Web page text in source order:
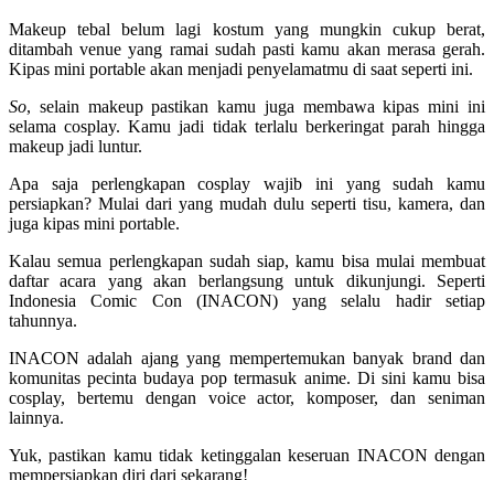
Makeup tebal belum lagi kostum yang mungkin cukup berat,
ditambah venue yang ramai sudah pasti kamu akan merasa gerah.
Kipas mini portable akan menjadi penyelamatmu di saat seperti ini.
So, selain makeup pastikan kamu juga membawa kipas mini ini
selama cosplay. Kamu jadi tidak terlalu berkeringat parah hingga
makeup jadi luntur.
Apa saja perlengkapan cosplay wajib ini yang sudah kamu
persiapkan? Mulai dari yang mudah dulu seperti tisu, kamera, dan
juga kipas mini portable.
Kalau semua perlengkapan sudah siap, kamu bisa mulai membuat
daftar acara yang akan berlangsung untuk dikunjungi. Seperti
Indonesia Comic Con (INACON) yang selalu hadir setiap
tahunnya.
INACON adalah ajang yang mempertemukan banyak brand dan
komunitas pecinta budaya pop termasuk anime. Di sini kamu bisa
cosplay, bertemu dengan voice actor, komposer, dan seniman
lainnya.
Yuk, pastikan kamu tidak ketinggalan keseruan INACON dengan
mempersiapkan diri dari sekarang!